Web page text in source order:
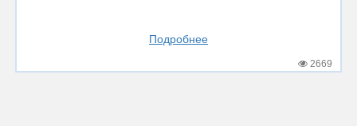
Подробнее
2669